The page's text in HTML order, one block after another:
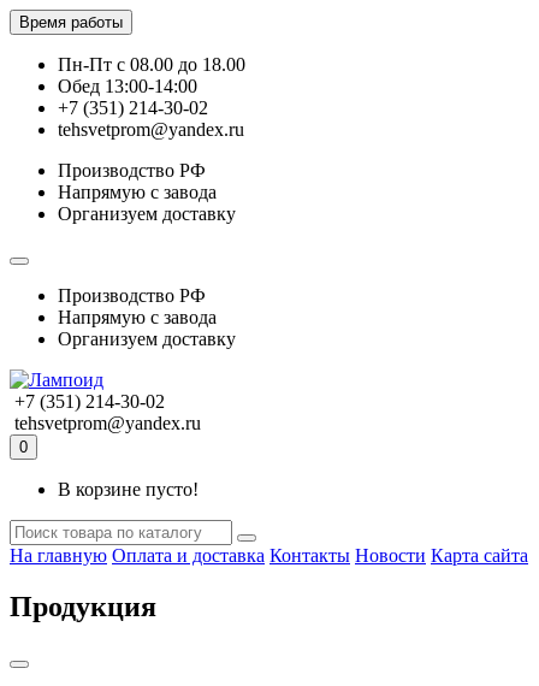
Время работы
Пн-Пт с 08.00 до 18.00
Обед 13:00-14:00
+7 (351) 214-30-02
tehsvetprom@yandex.ru
Производство РФ
Напрямую с завода
Организуем доставку
Производство РФ
Напрямую с завода
Организуем доставку
+7 (351) 214-30-02
tehsvetprom@yandex.ru
0
В корзине пусто!
На главную Оплата и доставка Контакты Новости Карта сайта
Продукция